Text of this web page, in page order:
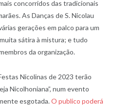
concorridos das tradicionais
As Danças de S. Nicolau
gerações em palco para um
sátira à mistura; e tudo
da organização.
Nicolinas de 2023 terão
Nicolhoniana”, num evento
esgotada.O publico poderá